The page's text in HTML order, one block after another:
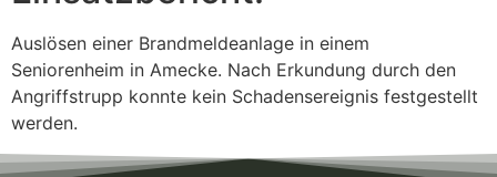
Auslösen einer Brandmeldeanlage in einem
Seniorenheim in Amecke. Nach Erkundung durch den
Angriffstrupp konnte kein Schadensereignis festgestellt
werden.